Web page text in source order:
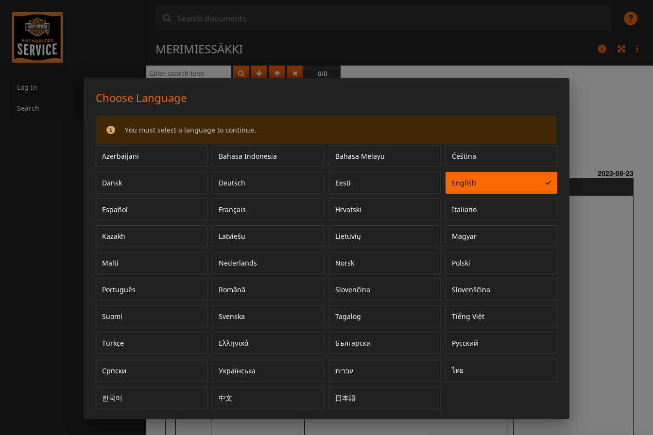
Log In
Search
MERIMIESSÄKKI
Choose Language
You must select a language to continue.
Azerbaijani Bahasa Indonesia Bahasa Melayu Čeština
Dansk Deutsch Eesti English
Español Français Hrvatski Italiano
Kazakh Latviešu Lietuvių Magyar
Malti Nederlands Norsk Polski
Português Română Slovenčina Slovenščina
Suomi Svenska Tagalog Tiếng Việt
Türkçe Ελληνικά Български Русский
Српски Українська עברית ไทย
한국어 中文 日本語